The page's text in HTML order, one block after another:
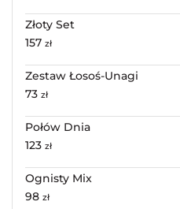
Złoty Set
157 zł
Zestaw Łosoś-Unagi
73 zł
Połów Dnia
123 zł
Ognisty Mix
98 zł